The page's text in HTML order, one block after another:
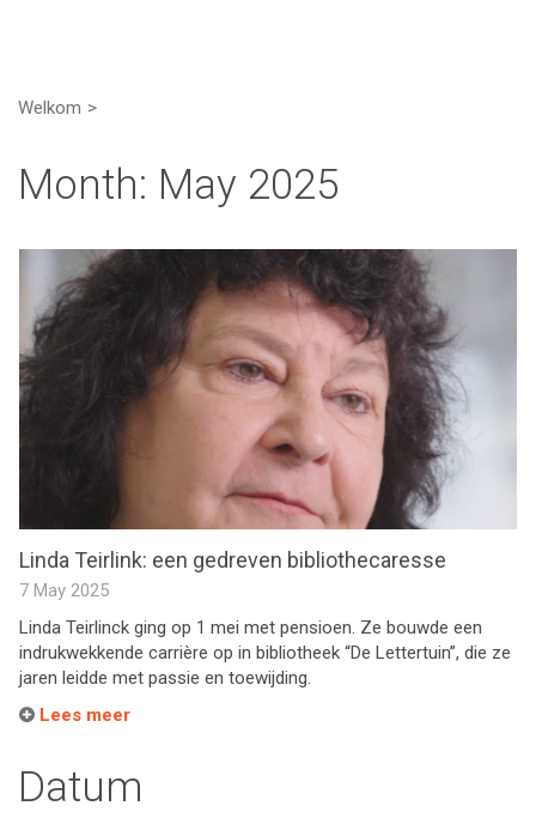
Welkom
Month: May 2025
Linda Teirlink: een gedreven bibliothecaresse
7 May 2025
Linda Teirlinck ging op 1 mei met pensioen. Ze bouwde een
indrukwekkende carrière op in bibliotheek “De Lettertuin”, die ze
jaren leidde met passie en toewijding.
Lees meer
Datum